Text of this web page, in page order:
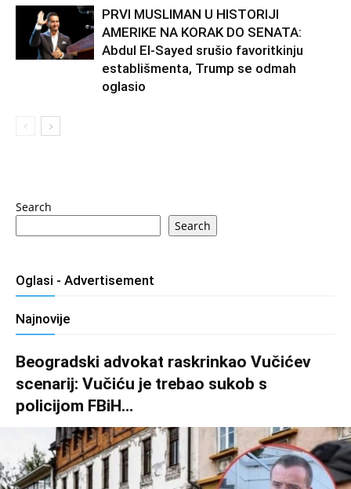
PRVI MUSLIMAN U HISTORIJI
AMERIKE NA KORAK DO SENATA:
Abdul El-Sayed srušio favoritkinju
establišmenta, Trump se odmah
oglasio
Search
Search
Oglasi - Advertisement
Najnovije
Beogradski advokat raskrinkao Vučićev
scenarij: Vučiću je trebao sukob s
policijom FBiH…